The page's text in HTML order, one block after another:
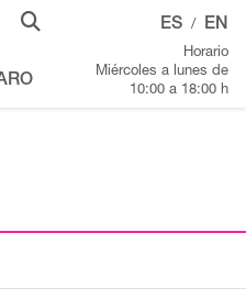
ES / EN
Horario
Miércoles a lunes de
10:00 a 18:00 h